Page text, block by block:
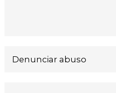
Denunciar abuso